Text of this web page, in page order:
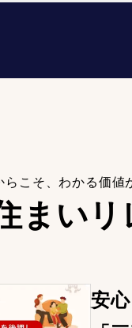
こそ、 わかる価値
まいリ
安